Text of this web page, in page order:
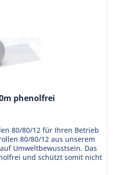
phenolfrei
80/80/12 für Ihren Betrieb
80/80/12 aus unserem
Umweltbewusstsein. Das
und schützt somit nicht